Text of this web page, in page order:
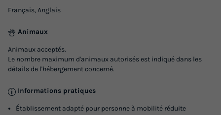
Français, Anglais
Animaux
Animaux acceptés.
Le nombre maximum d'animaux autorisés est indiqué dans les
détails de l'hébergement concerné.
Informations pratiques
Établissement adapté pour personne à mobilité réduite